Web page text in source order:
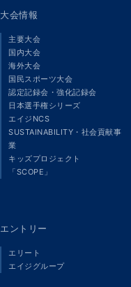
大会情報
主要大会
国内大会
海外大会
国民スポーツ大会
認定記録会・強化記録会
日本選手権シリーズ
エイジNCS
SUSTAINABILITY・社会貢献事
業
キッズプロジェクト
「SCOPE」
エントリー
エリート
エイジグループ